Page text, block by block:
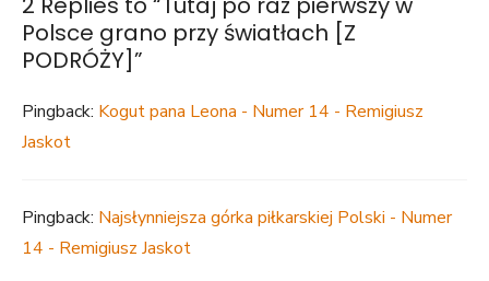
[Z
PODRÓŻY]
Polsce grano przy światłach [Z
PODRÓŻY]”
Pingback: Kogut pana Leona - Numer 14 - Remigiusz
Jaskot
Pingback: Najsłynniejsza górka piłkarskiej Polski - Numer
14 - Remigiusz Jaskot